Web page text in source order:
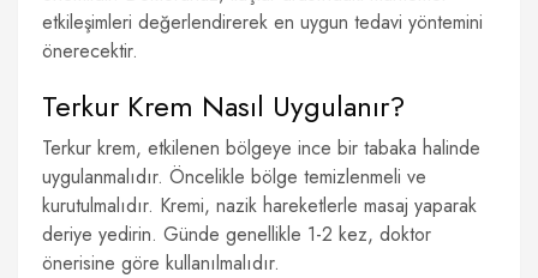
etkileşimleri değerlendirerek en uygun tedavi yöntemini
önerecektir.
Terkur Krem Nasıl Uygulanır?
Terkur krem, etkilenen bölgeye ince bir tabaka halinde
uygulanmalıdır. Öncelikle bölge temizlenmeli ve
kurutulmalıdır. Kremi, nazik hareketlerle masaj yaparak
deriye yedirin. Günde genellikle 1-2 kez, doktor
önerisine göre kullanılmalıdır.